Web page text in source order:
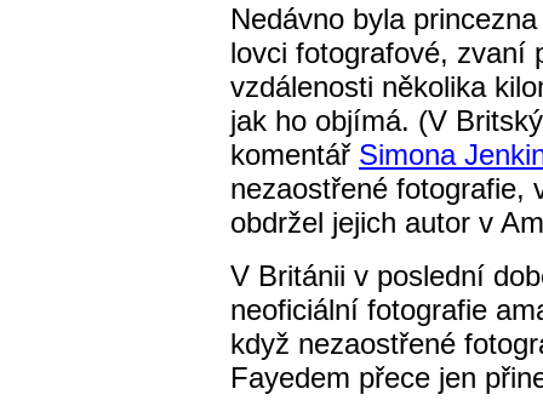
Nedávno byla
lovci fotografové, zvaní
vzdálenosti několika
jak ho objímá. (V
komentář Simona
nezaostřené fotografie,
obdržel jejich autor v
V Británii v poslední
neoficiální fotografie
když nezaostřené
Fayedem přece jen